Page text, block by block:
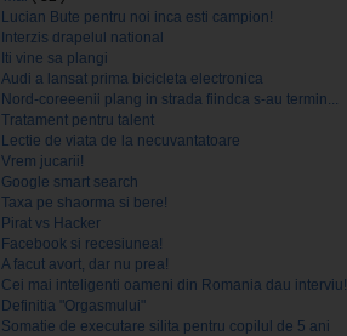
Lucian Bute pentru noi inca esti campion!
Interzis drapelul national
Iti vine sa plangi
Audi a lansat prima bicicleta electronica
Nord-coreeenii plang in strada fiindca s-au termin...
Tratament pentru talent
Lectie de viata de la necuvantatoare
Vrem jucarii!
Google smart search
Taxa pe shaorma si bere!
Pirat vs Hacker
Facebook si recesiunea!
A facut avort, dar nu prea!
Cei mai inteligenti oameni din Romania dau interviu!
Definitia "Orgasmului"
Somatie de executare silita pentru copilul de 5 ani